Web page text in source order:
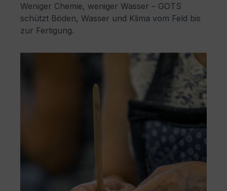
Weniger Chemie, weniger Wasser – GOTS
schützt Böden, Wasser und Klima vom Feld bis
zur Fertigung.